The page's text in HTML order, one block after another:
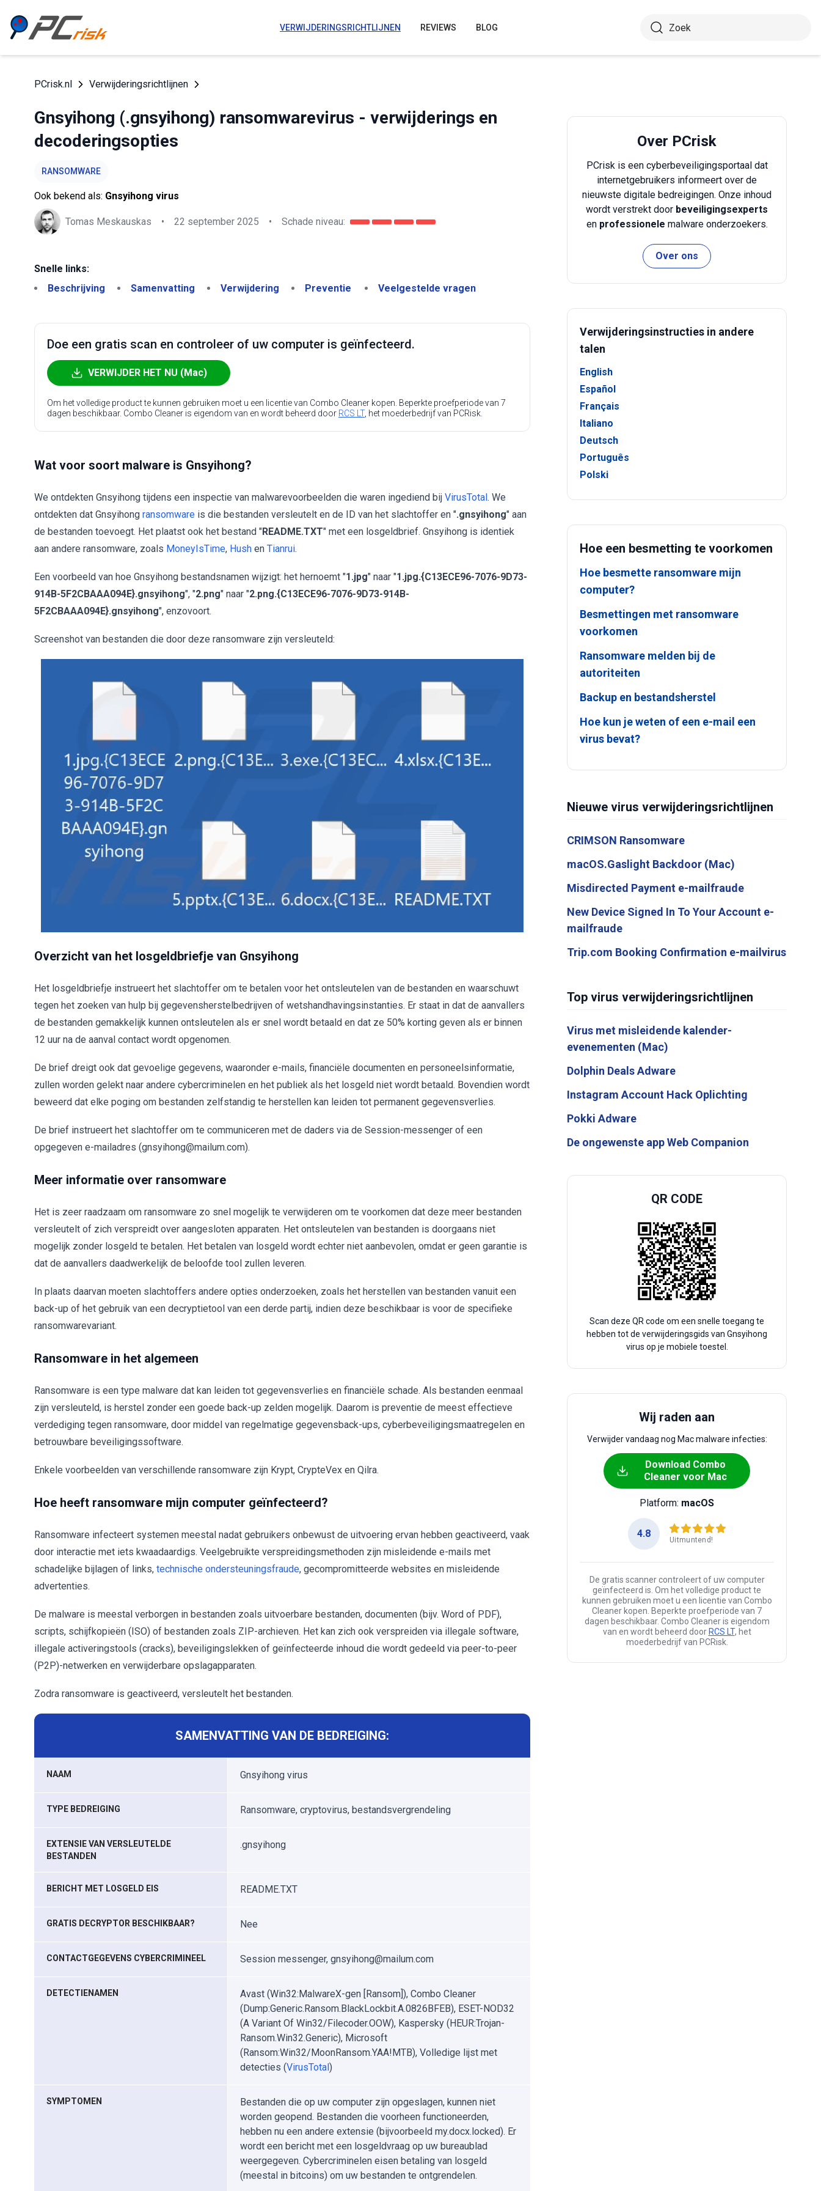
VERWIJDERINGSRICHTLIJNEN REVIEWS BLOG
PCrisk.nl Verwijderingsrichtlijnen
Gnsyihong (.gnsyihong) ransomwarevirus - verwijderings en
decoderingsopties
RANSOMWARE
Ook bekend als: Gnsyihong virus
Tomas Meskauskas • 22 september 2025 • Schade niveau:
Snelle links:
Beschrijving
Samenvatting Verwijdering Preventie Veelgestelde vragen
Doe een gratis scan en controleer of uw computer is geïnfecteerd.
VERWIJDER HET NU (Mac)
Om het volledige product te kunnen gebruiken moet u een licentie van Combo Cleaner kopen. Beperkte proefperiode van 7
dagen beschikbaar. Combo Cleaner is eigendom van en wordt beheerd door RCS LT, het moederbedrijf van PCRisk.
Wat voor soort malware is Gnsyihong?
We ontdekten Gnsyihong tijdens een inspectie van malwarevoorbeelden die waren ingediend bij VirusTotal. We
ontdekten dat Gnsyihong ransomware is die bestanden versleutelt en de ID van het slachtoffer en ".gnsyihong" aan
de bestanden toevoegt. Het plaatst ook het bestand "README.TXT" met een losgeldbrief. Gnsyihong is identiek
aan andere ransomware, zoals MoneyIsTime, Hush en Tianrui.
Een voorbeeld van hoe Gnsyihong bestandsnamen wijzigt: het hernoemt "1.jpg" naar "1.jpg.{C13ECE96-7076-9D73-
914B-5F2CBAAA094E}.gnsyihong", "2.png" naar "2.png.{C13ECE96-7076-9D73-914B-
5F2CBAAA094E}.gnsyihong", enzovoort.
Screenshot van bestanden die door deze ransomware zijn versleuteld:
Overzicht van het losgeldbriefje van Gnsyihong
Het losgeldbriefje instrueert het slachtoffer om te betalen voor het ontsleutelen van de bestanden en waarschuwt
tegen het zoeken van hulp bij gegevensherstelbedrijven of wetshandhavingsinstanties. Er staat in dat de aanvallers
de bestanden gemakkelijk kunnen ontsleutelen als er snel wordt betaald en dat ze 50% korting geven als er binnen
12 uur na de aanval contact wordt opgenomen.
De brief dreigt ook dat gevoelige gegevens, waaronder e-mails, financiële documenten en personeelsinformatie,
zullen worden gelekt naar andere cybercriminelen en het publiek als het losgeld niet wordt betaald. Bovendien wordt
beweerd dat elke poging om bestanden zelfstandig te herstellen kan leiden tot permanent gegevensverlies.
De brief instrueert het slachtoffer om te communiceren met de daders via de Session-messenger of een
opgegeven e-mailadres (gnsyihong@mailum.com).
Meer informatie over ransomware
Het is zeer raadzaam om ransomware zo snel mogelijk te verwijderen om te voorkomen dat deze meer bestanden
versleutelt of zich verspreidt over aangesloten apparaten. Het ontsleutelen van bestanden is doorgaans niet
mogelijk zonder losgeld te betalen. Het betalen van losgeld wordt echter niet aanbevolen, omdat er geen garantie is
dat de aanvallers daadwerkelijk de beloofde tool zullen leveren.
In plaats daarvan moeten slachtoffers andere opties onderzoeken, zoals het herstellen van bestanden vanuit een
back-up of het gebruik van een decryptietool van een derde partij, indien deze beschikbaar is voor de specifieke
ransomwarevariant.
Ransomware in het algemeen
Ransomware is een type malware dat kan leiden tot gegevensverlies en financiële schade. Als bestanden eenmaal
zijn versleuteld, is herstel zonder een goede back-up zelden mogelijk. Daarom is preventie de meest effectieve
verdediging tegen ransomware, door middel van regelmatige gegevensback-ups, cyberbeveiligingsmaatregelen en
betrouwbare beveiligingssoftware.
Enkele voorbeelden van verschillende ransomware zijn Krypt, CrypteVex en Qilra.
Hoe heeft ransomware mijn computer geïnfecteerd?
Ransomware infecteert systemen meestal nadat gebruikers onbewust de uitvoering ervan hebben geactiveerd, vaak
door interactie met iets kwaadaardigs. Veelgebruikte verspreidingsmethoden zijn misleidende e-mails met
schadelijke bijlagen of links, technische ondersteuningsfraude, gecompromitteerde websites en misleidende
advertenties.
De malware is meestal verborgen in bestanden zoals uitvoerbare bestanden, documenten (bijv. Word of PDF),
scripts, schijfkopieën (ISO) of bestanden zoals ZIP-archieven. Het kan zich ook verspreiden via illegale software,
illegale activeringstools (cracks), beveiligingslekken of geïnfecteerde inhoud die wordt gedeeld via peer-to-peer
(P2P)-netwerken en verwijderbare opslagapparaten.
Zodra ransomware is geactiveerd, versleutelt het bestanden.
SAMENVATTING VAN DE BEDREIGING:
NAAM Gnsyihong virus
TYPE BEDREIGING Ransomware, cryptovirus, bestandsvergrendeling
EXTENSIE VAN VERSLEUTELDE
BESTANDEN
.gnsyihong
BERICHT MET LOSGELD EIS README.TXT
GRATIS DECRYPTOR BESCHIKBAAR? Nee
CONTACTGEGEVENS CYBERCRIMINEEL Session messenger, gnsyihong@mailum.com
DETECTIENAMEN
Avast (Win32:MalwareX-gen [Ransom]), Combo Cleaner
(Dump:Generic.Ransom.BlackLockbit.A.0826BFEB), ESET-NOD32
(A Variant Of Win32/Filecoder.OOW), Kaspersky (HEUR:Trojan-
Ransom.Win32.Generic), Microsoft
(Ransom:Win32/MoonRansom.YAA!MTB), Volledige lijst met
detecties (VirusTotal)
SYMPTOMEN
Bestanden die op uw computer zijn opgeslagen, kunnen niet
worden geopend. Bestanden die voorheen functioneerden,
hebben nu een andere extensie (bijvoorbeeld my.docx.locked). Er
wordt een bericht met een losgeldvraag op uw bureaublad
weergegeven. Cybercriminelen eisen betaling van losgeld
(meestal in bitcoins) om uw bestanden te ontgrendelen.
Over PCrisk
PCrisk is een cyberbeveiligingsportaal dat
internetgebruikers informeert over de
nieuwste digitale bedreigingen. Onze inhoud
wordt verstrekt door beveiligingsexperts
en professionele malware onderzoekers.
Over ons
Verwijderingsinstructies in andere
talen
English
Español
Français
Italiano
Deutsch
Português
Polski
Hoe een besmetting te voorkomen
Hoe besmette ransomware mijn
computer?
Besmettingen met ransomware
voorkomen
Ransomware melden bij de
autoriteiten
Backup en bestandsherstel
Hoe kun je weten of een e-mail een
virus bevat?
Nieuwe virus verwijderingsrichtlijnen
CRIMSON Ransomware
macOS.Gaslight Backdoor (Mac)
Misdirected Payment e-mailfraude
New Device Signed In To Your Account e-
mailfraude
Trip.com Booking Confirmation e-mailvirus
Top virus verwijderingsrichtlijnen
Virus met misleidende kalender-
evenementen (Mac)
Dolphin Deals Adware
Instagram Account Hack Oplichting
Pokki Adware
De ongewenste app Web Companion
QR CODE
Scan deze QR code om een snelle toegang te
hebben tot de verwijderingsgids van Gnsyihong
virus op je mobiele toestel.
Wij raden aan
Verwijder vandaag nog Mac malware infecties:
Download Combo
Cleaner voor Mac
Platform: macOS
4.8
Uitmuntend!
De gratis scanner controleert of uw computer
geïnfecteerd is. Om het volledige product te
kunnen gebruiken moet u een licentie van Combo
Cleaner kopen. Beperkte proefperiode van 7
dagen beschikbaar. Combo Cleaner is eigendom
van en wordt beheerd door RCS LT, het
moederbedrijf van PCRisk.